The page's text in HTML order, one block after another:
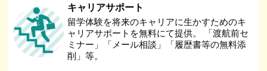
キャリアサポート
留学体験を将来のキャリアに生かすためのキ
ャリアサポートを無料にて提供。 「渡航前セ
ミナー」「メール相談」「履歴書等の無料添
削」等。